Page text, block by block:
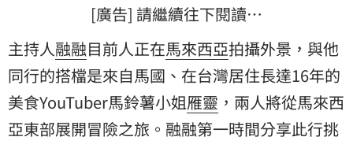
[廣告] 請繼續往下閱讀…
主持人融融目前人正在馬來西亞拍攝外景，與他
同行的搭檔是來自馬國、在台灣居住長達16年的
美食YouTuber馬鈴薯小姐雁靈 ，兩人將從馬來西
亞東部展開冒險之旅。融融第一時間分享此行挑